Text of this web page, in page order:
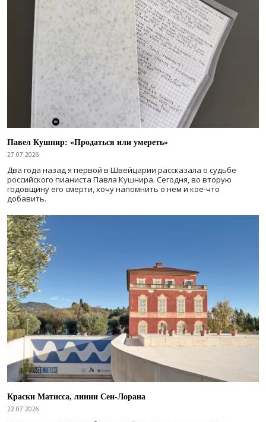
Павел Кушнир: «Продаться или умереть»
27.07.2026
Два года назад я первой в Швейцарии рассказала о судьбе
российского пианиста Павла Кушнира. Сегодня, во вторую
годовщину его смерти, хочу напомнить о нем и кое-что
добавить.
Краски Матисса, линии Сен-Лорана
22.07.2026